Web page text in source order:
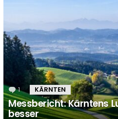
1 Kommentar
KÄRNTEN
Messbericht: Kärntens
besser